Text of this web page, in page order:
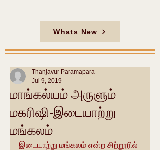
Whats New
மாங்கல்யம் அருளும்
மகரிஷி-இடையாற்று
மங்கலம்
Thanjavur Paramapara
Jul 9, 2019
இடையாற்று மங்கலம் என்ற சிற்றூரில்